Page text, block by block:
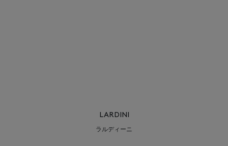
LARDINI
ラルディーニ